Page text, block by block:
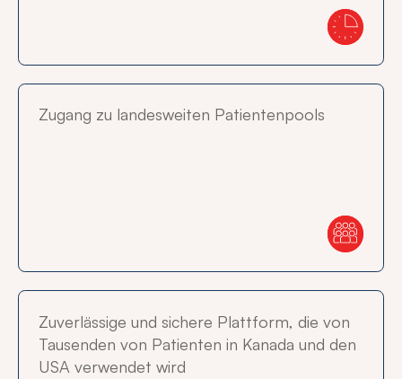
Zugang zu landesweiten Patientenpools
Zuverlässige und sichere Plattform, die von
Tausenden von Patienten in Kanada und den
USA verwendet wird